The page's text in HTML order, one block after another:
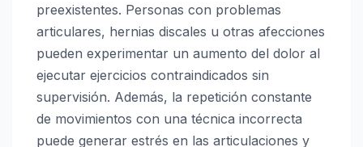
preexistentes. Personas con problemas
articulares, hernias discales u otras afecciones
pueden experimentar un aumento del dolor al
ejecutar ejercicios contraindicados sin
supervisión. Además, la repetición constante
de movimientos con una técnica incorrecta
puede generar estrés en las articulaciones y